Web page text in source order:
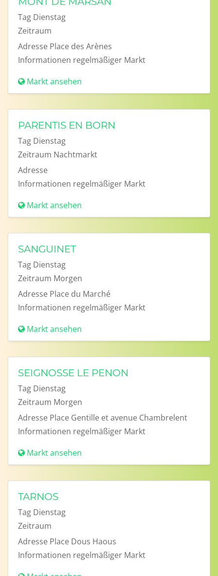
Tag Dienstag
Zeitraum
Adresse Place des Arènes
Informationen regelmäßiger Markt
Markt ansehen
PARENTIS EN BORN
Tag Dienstag
Zeitraum Nachtmarkt
Adresse
Informationen regelmäßiger Markt
Markt ansehen
SANGUINET
Tag Dienstag
Zeitraum Morgen
Adresse Place du Marché
Informationen regelmäßiger Markt
Markt ansehen
SEIGNOSSE LE PENON
Tag Dienstag
Zeitraum Morgen
Adresse Place Gentille et avenue Chambrelent
Informationen regelmäßiger Markt
Markt ansehen
TARNOS
Tag Dienstag
Zeitraum
Adresse Place Dous Haous
Informationen regelmäßiger Markt